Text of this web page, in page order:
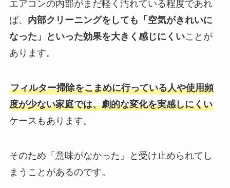
エアコンの内部がまだ軽く汚れている程度であれ
ば、 内部クリーニングをしても「空気がきれいに
なった」といった効果を大きく感じにくいことが
あります。
フィルター掃除をこまめに行っている人や使用頻
度が少ない家庭では、劇的な変化を実感しにくい
ケースもあります。
そのため「意味がなかった」と受け止められてし
まうことがあるのです。